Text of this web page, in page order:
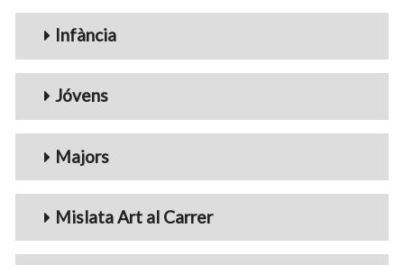
Infància
Jóvens
Majors
Mislata Art al Carrer